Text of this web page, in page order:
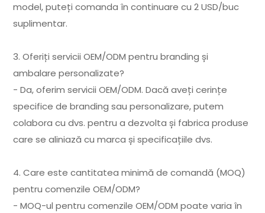
model, puteți comanda în continuare cu 2 USD/buc
suplimentar.
3. Oferiți servicii OEM/ODM pentru branding și
ambalare personalizate?
- Da, oferim servicii OEM/ODM. Dacă aveți cerințe
specifice de branding sau personalizare, putem
colabora cu dvs. pentru a dezvolta și fabrica produse
care se aliniază cu marca și specificațiile dvs.
4. Care este cantitatea minimă de comandă (MOQ)
pentru comenzile OEM/ODM?
- MOQ-ul pentru comenzile OEM/ODM poate varia în